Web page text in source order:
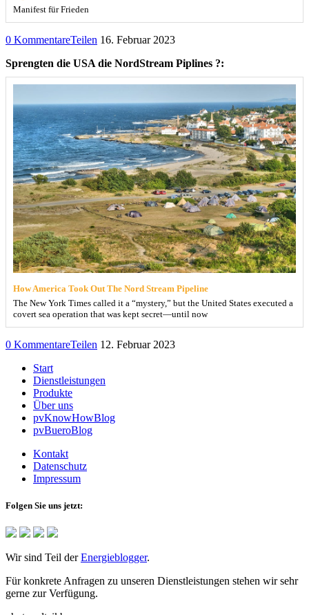
Manifest für Frieden
0 KommentareTeilen 16. Februar 2023
Sprengten die USA die NordStream Piplines ?:
How America Took Out The Nord Stream Pipeline
The New York Times called it a “mystery,” but the United States executed a
covert sea operation that was kept secret—until now
0 KommentareTeilen 12. Februar 2023
Start
Dienstleistungen
Produkte
Über uns
pvKnowHowBlog
pvBueroBlog
Kontakt
Datenschutz
Impressum
Folgen Sie uns jetzt:
Wir sind Teil derEnergieblogger.
Für konkrete Anfragen zu unseren Dienstleistungen stehen wir sehr
gerne zur Verfügung.